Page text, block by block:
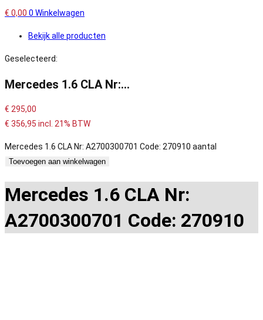
€ 0,00 0 Winkelwagen
Bekijk alle producten
Geselecteerd:
Mercedes 1.6 CLA Nr:…
€ 295,00
€ 356,95 incl. 21% BTW
Mercedes 1.6 CLA Nr: A2700300701 Code: 270910 aantal
Toevoegen aan winkelwagen
Mercedes 1.6 CLA Nr:
A2700300701 Code: 270910